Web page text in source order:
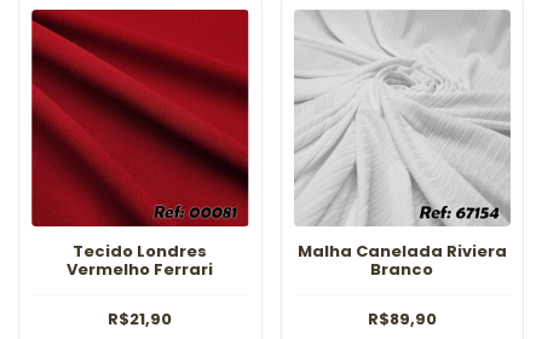
Tecido Londres
Vermelho Ferrari
R$21,90
Malha Canelada Riviera
Branco
R$89,90